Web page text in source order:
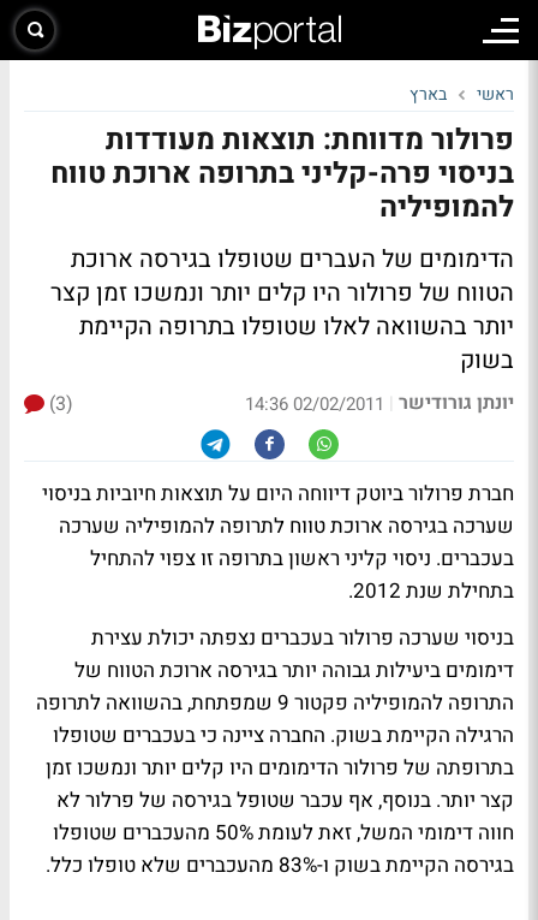
ראשי בארץ
פרולור מדווחת: תוצאות מעודדות
בניסוי פרה-קליני בתרופה ארוכת טווח
להמופיליה
הדימומים של העברים שטופלו בגירסה ארוכת
הטווח של פרולור היו קלים יותר ונמשכו זמן קצר
יותר בהשוואה לאלו שטופלו בתרופה הקיימת
בשוק
יונתן גורודישר |
02/02/2011 14:36
(3)
חברת פרולור ביוטק דיווחה היום על תוצאות חיוביות בניסוי
שערכה בגירסה ארוכת טווח לתרופה להמופיליה שערכה
בעכברים. ניסוי קליני ראשון בתרופה זו צפוי להתחיל
בתחילת שנת 2012.
בניסוי שערכה פרולור בעכברים נצפתה יכולת עצירת
דימומים ביעילות גבוהה יותר בגירסה ארוכת הטווח של
התרופה להמופיליה פקטור 9 שמפתחת, בהשוואה לתרופה
הרגילה הקיימת בשוק. החברה ציינה כי בעכברים שטופלו
בתרופתה של פרולור הדימומים היו קלים יותר ונמשכו זמן
קצר יותר. בנוסף, אף עכבר שטופל בגירסה של פרלור לא
חווה דימומי המשל, זאת לעומת 50% מהעכברים שטופלו
בגירסה הקיימת בשוק ו-83% מהעכברים שלא טופלו כלל.